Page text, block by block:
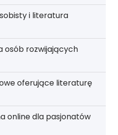
i literatura
osób rozwijających
oferujące literaturę
online dla pasjonatów